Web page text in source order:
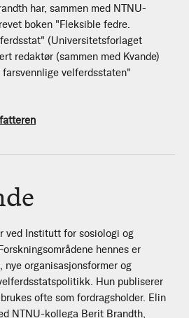
har, sammen med NTNU-
boken "Fleksible fedre.
(Universitetsforlaget
redaktør (sammen med Kvande)
velferdsstaten"
ved Institutt for sosiologi og
hennes er
nye organisasjonsformer og
Hun publiserer
ofte som fordragsholder. Elin
NTNU-kollega Berit Brandth,